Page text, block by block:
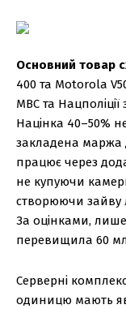
Основний товар
400 та Motorola
МВС та
Націнка 40–50%
закладена маржа
працює через
не купуючи
створюючи зайву
За оцінками,
перевищила 60
Серверні
одиницю мають